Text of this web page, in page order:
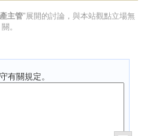
處的位置和扮演的角色，具
免哪些行為。
循哪些步驟去完成工作任
主管"展開的討論，與本站觀點立場無
關。
有關規定。